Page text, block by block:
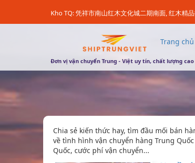
Kho TQ: 凭祥市南山红木文化城二期南面, 红木精
Trang chủ
Đơn vị vận chuyển Trung - Việt uy tín, chất lượng cao
Chia sẻ kiến thức hay, tìm đầu mối bán
về tình hình vận chuyển hàng Trung
Quốc, cước phí vận chuyển...